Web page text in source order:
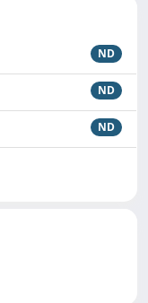
ND
ND
ND